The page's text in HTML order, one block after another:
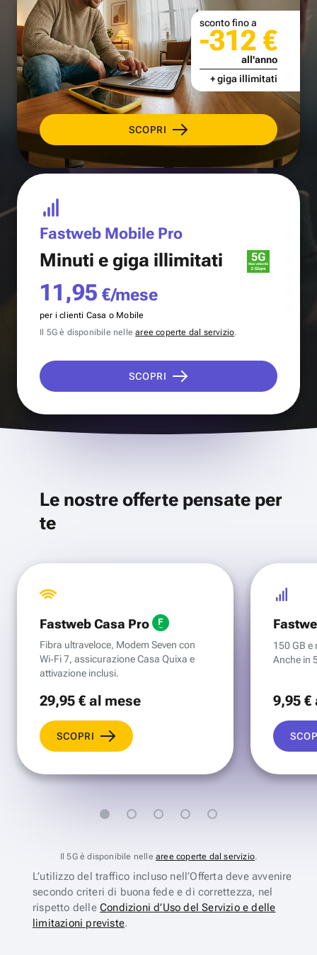
SCOPRI
sconto fino a
-312 €
all'anno
+ giga illimitati
Fastweb Mobile Pro
Minuti e giga illimitati
11,95 €/mese
per i clienti Casa o Mobile
Il 5G è disponibile nellearee coperte dal servizio.
SCOPRI
Le nostre offerte pensate per
te
Fastweb Casa Pro
Fibra ultraveloce, Modem Seven con
Wi‑Fi 7, assicurazione Casa Quixa e
attivazione inclusi.
29,95 €al mese
SCOPRI
150 GB e
Anche in
9,95 €
Il 5G è disponibile nelle aree coperte dal servizio.
L’utilizzo del traffico incluso nell’Offerta deve avvenire
secondo criteri di buona fede e di correttezza, nel
rispetto delle Condizioni d’Uso del Servizio e delle
limitazioni previste.